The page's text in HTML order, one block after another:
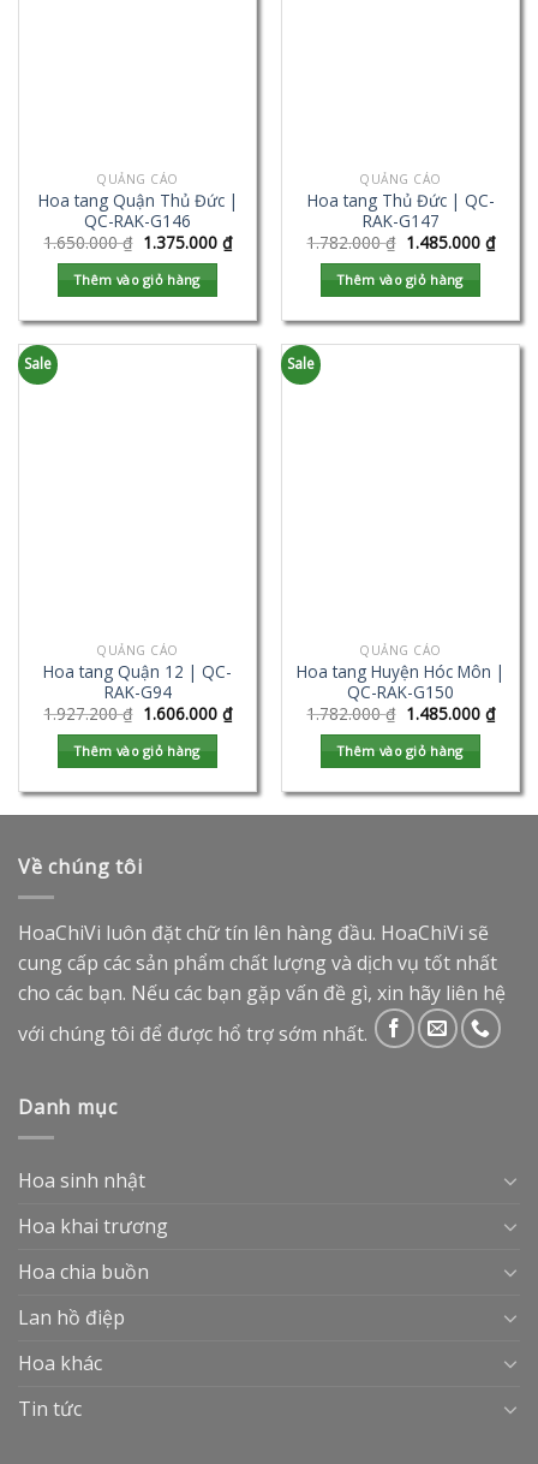
QUẢNG CÁO
Hoa tang Quận Thủ Đức |
QC-RAK-G146
1.650.000₫ 1.375.000 ₫
Thêm vào giỏ hàng
QUẢNG CÁO
Hoa tang Thủ Đức | QC-
RAK-G147
1.782.000₫ 1.485.000 ₫
Thêm vào giỏ hàng
Sale
QUẢNG CÁO
Hoa tang Quận 12 | QC-
RAK-G94
1.927.200₫ 1.606.000 ₫
Thêm vào giỏ hàng
Sale
QUẢNG CÁO
Hoa tang Huyện Hóc Môn |
QC-RAK-G150
1.782.000₫ 1.485.000 ₫
Thêm vào giỏ hàng
Về chúng tôi
HoaChiVi luôn đặt chữ tín lên hàng đầu. HoaChiVi sẽ
cung cấp các sản phẩm chất lượng và dịch vụ tốt nhất
cho các bạn. Nếu các bạn gặp vấn đề gì, xin hãy liên hệ
với chúng tôi để được hổ trợ sớm nhất.
Danh mục
Hoa sinh nhật
Hoa khai trương
Hoa chia buồn
Lan hồ điệp
Hoa khác
Tin tức